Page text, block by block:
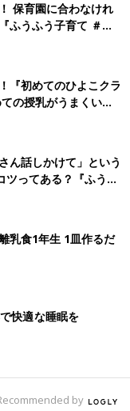
保育園に合わなけれ
ふうふう子育て ＃
『初めてのひよこクラ
の授乳がうまくい
夏のトラブル 解決テ
ん話しかけて」という
ってある？『ふうふ
乳食1年生 1皿作るだ
快適な睡眠を
by